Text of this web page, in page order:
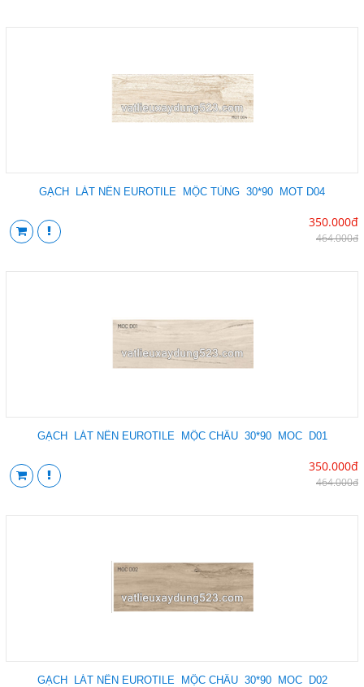
GẠCH LÁT NỀN EUROTILE MỘC TÙNG 30*90 MOT D04
350.000đ
464.000đ
GẠCH LÁT NỀN EUROTILE MỘC CHÂU 30*90 MOC D01
350.000đ
464.000đ
GẠCH LÁT NỀN EUROTILE MỘC CHÂU 30*90 MOC D02